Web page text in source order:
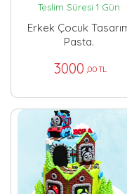
Teslim Süresi 1 Gün
Erkek Çocuk
Pasta.
3000 ,00 TL